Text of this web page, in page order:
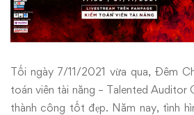
Auditor
Cup
2021
Tối ngày 7/11/2021 vừa qua, Đêm
toán viên tài năng – Talented Auditor
thành công tốt đẹp. Năm nay, tình